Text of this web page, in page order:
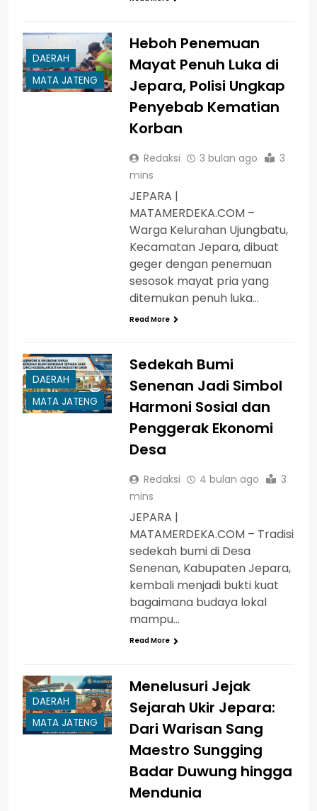
DAERAH
MATA JATENG
Heboh Penemuan
Mayat Penuh Luka di
Jepara, Polisi Ungkap
Penyebab Kematian
Korban
Redaksi 3 bulan ago
3
mins
JEPARA |
MATAMERDEKA.COM –
Warga Kelurahan Ujungbatu,
Kecamatan Jepara, dibuat
geger dengan penemuan
sesosok mayat pria yang
ditemukan penuh luka…
Read More
DAERAH
MATA JATENG
Sedekah Bumi
Senenan Jadi Simbol
Harmoni Sosial dan
Penggerak Ekonomi
Desa
Redaksi 4 bulan ago
3
mins
JEPARA |
MATAMERDEKA.COM – Tradisi
sedekah bumi di Desa
Senenan, Kabupaten Jepara,
kembali menjadi bukti kuat
bagaimana budaya lokal
mampu…
Read More
DAERAH
MATA JATENG
Menelusuri Jejak
Sejarah Ukir Jepara:
Dari Warisan Sang
Maestro Sungging
Badar Duwung hingga
Mendunia